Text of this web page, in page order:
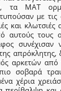
τα ΜΑΤ
με
και
τους
απρόκλητης,
αρκετών
σοβαρά
χέρια